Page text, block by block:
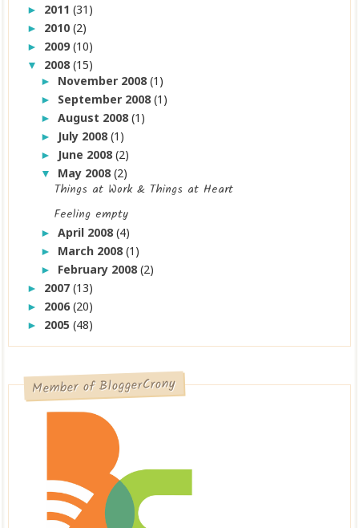
► 2011(31)
► 2010(2)
► 2009(10)
▼ 2008(15)
► November 2008(1)
► September 2008(1)
►August 2008(1)
► July 2008(1)
► June 2008(2)
▼ May 2008(2)
Things at Work & Things at Heart
Feeling empty
►April 2008(4)
► March 2008(1)
► February 2008(2)
► 2007(13)
► 2006(20)
► 2005(48)
Member of BloggerCrony